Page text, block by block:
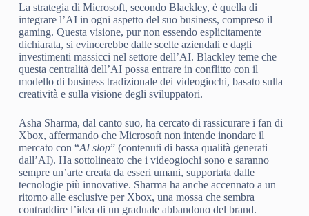
La strategia di Microsoft, secondo Blackley, è quella di
integrare l’AI in ogni aspetto del suo business, compreso il
gaming. Questa visione, pur non essendo esplicitamente
dichiarata, si evincerebbe dalle scelte aziendali e dagli
investimenti massicci nel settore dell’AI. Blackley teme che
questa centralità dell’AI possa entrare in conflitto con il
modello di business tradizionale dei videogiochi, basato sulla
creatività e sulla visione degli sviluppatori.
Asha Sharma, dal canto suo, ha cercato di rassicurare i fan di
Xbox, affermando che Microsoft non intende inondare il
mercato con “AI slop” (contenuti di bassa qualità generati
dall’AI). Ha sottolineato che i videogiochi sono e saranno
sempre un’arte creata da esseri umani, supportata dalle
tecnologie più innovative. Sharma ha anche accennato a un
ritorno alle esclusive per Xbox, una mossa che sembra
contraddire l’idea di un graduale abbandono del brand.